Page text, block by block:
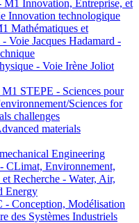
Innovation, Entreprise, et
Innovation technologique
Mathématiques et
Voie Jacques Hadamard -
- Voie Irène Joliot
STEPE - Sciences pour
Sciences for
challenges
materials
Engineering
Environnement,
Recherche - Water, Air,
Energy
Conception, Modélisation
des Systèmes Industriels